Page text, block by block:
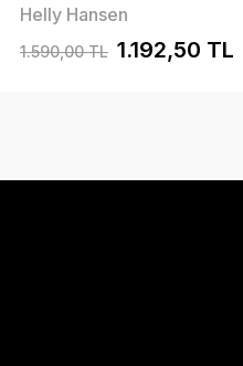
Helly Hansen
1.590,00 TL 1.192,50 TL